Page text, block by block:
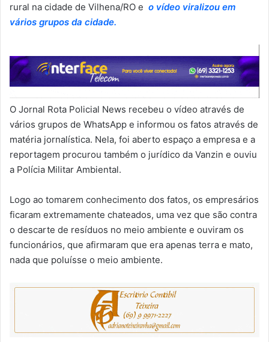
rural na cidade de Vilhena/RO e o vídeo viralizou em
vários grupos da cidade.
O Jornal Rota Policial News recebeu o vídeo através de
vários grupos de WhatsApp e informou os fatos através de
matéria jornalística. Nela, foi aberto espaço a empresa e a
reportagem procurou também o jurídico da Vanzin e ouviu
a Polícia Militar Ambiental.
Logo ao tomarem conhecimento dos fatos, os empresários
ficaram extremamente chateados, uma vez que são contra
o descarte de resíduos no meio ambiente e ouviram os
funcionários, que afirmaram que era apenas terra e mato,
nada que poluísse o meio ambiente.